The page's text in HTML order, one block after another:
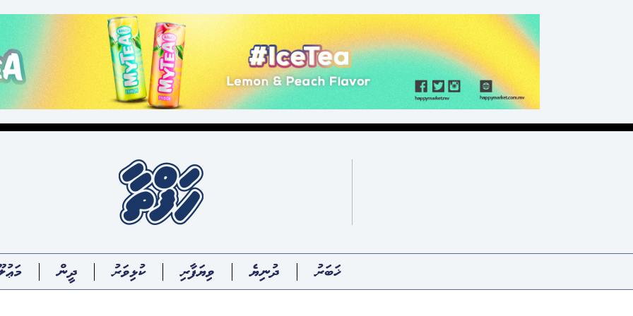
ޚަބަރު ދުނިޔެ ވިޔަފާރި ކުޅިވަރު ދީން